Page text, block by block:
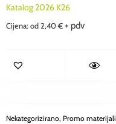
Katalog 2026 K26
Cijena: od 2,40 € + pdv
Nekategorizirano, Promo materijali